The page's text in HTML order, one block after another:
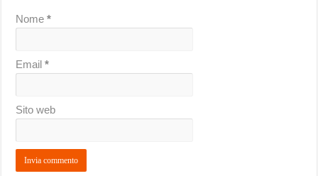
Nome*
Email*
Sito web